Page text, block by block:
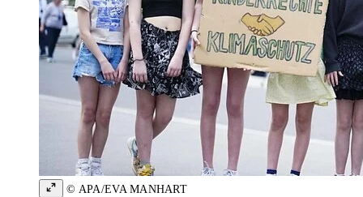
© APA/EVA MANHART